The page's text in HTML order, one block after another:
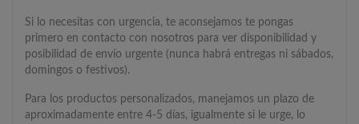
Si lo necesitas con urgencia, te aconsejamos te pongas
primero en contacto con nosotros para ver disponibilidad y
posibilidad de envío urgente (nunca habrá entregas ni sábados,
domingos o festivos).
Para los productos personalizados, manejamos un plazo de
aproximadamente entre 4-5 días, igualmente si le urge, lo